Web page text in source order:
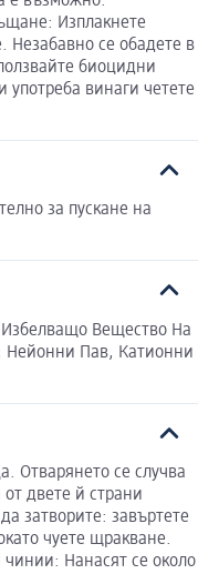
Изплакнете
Незабавно се обадете в
биоцидни
винаги четете
за пускане на
Избелващо Вещество На
Нейонни Пав, Катионни
Отварянето се случва
двете й страни
затворите: завъртете
чуете щракване.
чинии: Нанасят се около